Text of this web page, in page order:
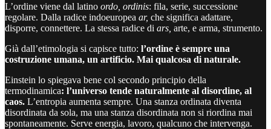
L’ordine viene dal latino ordo, ordinis: fila, serie, successione
regolare. Dalla radice indoeuropea ar, che significa adattare,
disporre, connettere. La stessa radice di ars, arte, e arma, strumento.
Già dall’etimologia si capisce tutto: l’ordine è sempre una
costruzione umana, un artificio. Mai qualcosa di naturale.
Einstein lo spiegava bene col secondo principio della
termodinamica: l’universo tende naturalmente al disordine, al
caos. L’entropia aumenta sempre. Una stanza ordinata diventa
disordinata da sola, ma una stanza disordinata non si riordina mai
spontaneamente. Serve energia, lavoro, qualcuno che intervenga.